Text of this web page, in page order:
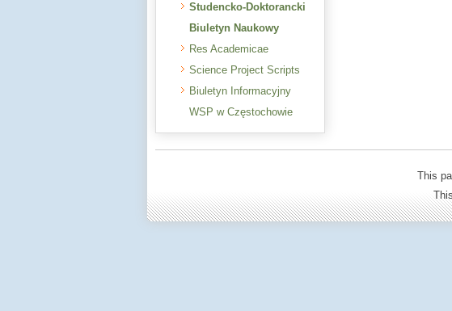
Studencko-Doktorancki
Biuletyn Naukowy
Res Academicae
Science Project Scripts
Biuletyn Informacyjny
WSP w Częstochowie
This